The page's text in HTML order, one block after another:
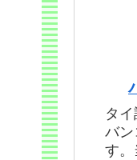
タ
バン
す。